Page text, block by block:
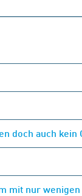
doch auch kein
mit nur wenigen